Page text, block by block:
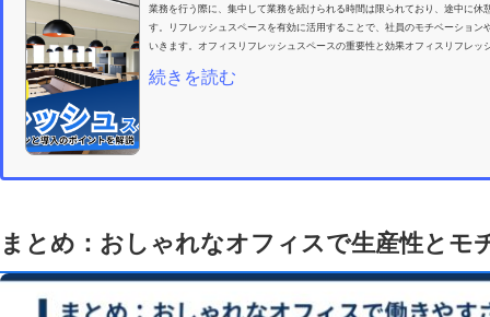
業務を行う際に、集中して業務を続けられる時間は限られており、途中に
す。リフレッシュスペースを有効に活用することで、社員のモチベーショ
いきます。オフィスリフレッシュスペースの重要性と効果オフィスリフレ
続きを読む
まとめ：おしゃれなオフィスで生産性とモ